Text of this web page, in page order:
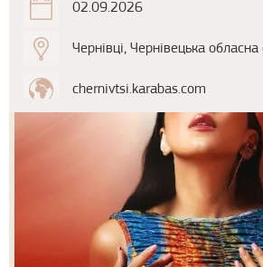
02.09.2026
Чернівці, Чернівецька обласна
chernivtsi.karabas.com